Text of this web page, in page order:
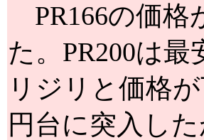
PR166の価格
た。PR200は
リジリと価格
円台に突入し